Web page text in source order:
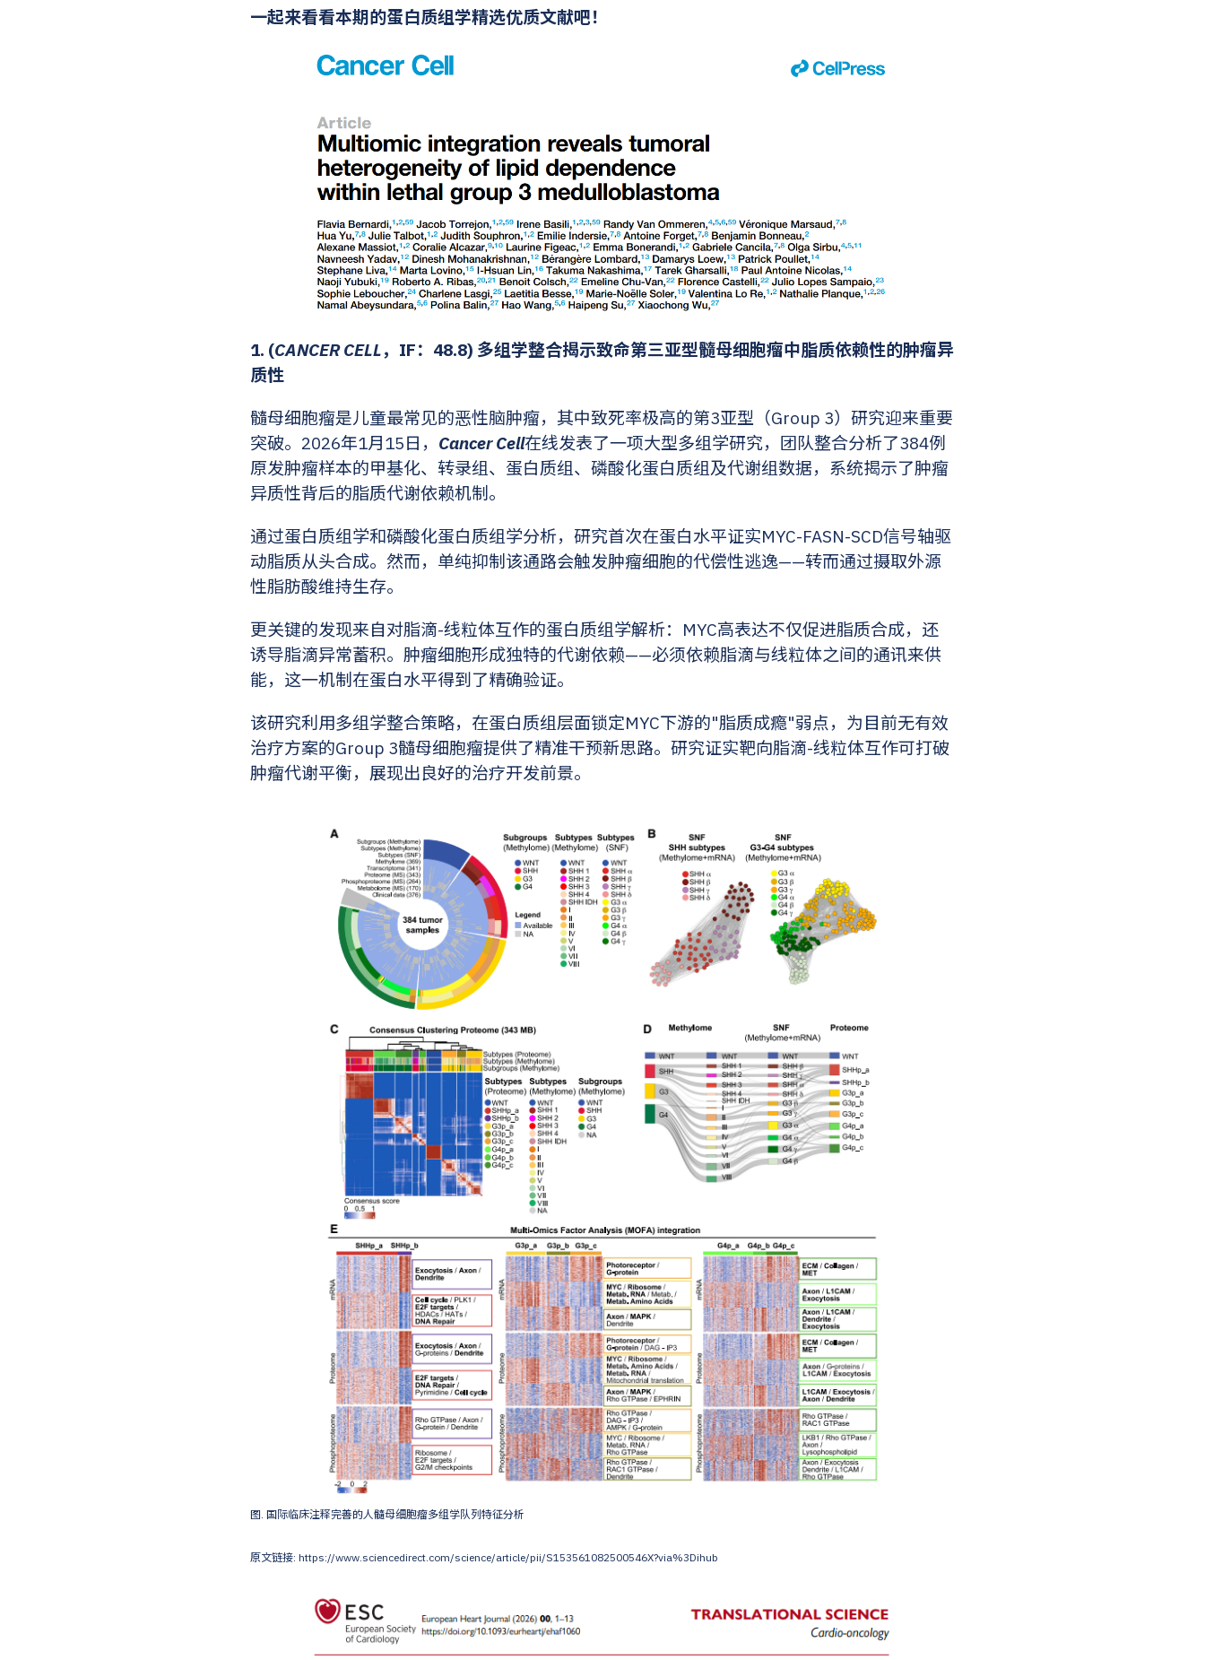
一起来看看本期的蛋白质组学精选优质文献吧！
1. (CANCER CELL，IF：48.8) 多组学整合揭示致命第三亚型髓母细胞瘤中脂质依赖性的肿瘤异
质性
髓母细胞瘤是儿童最常见的恶性脑肿瘤，其中致死率极高的第3亚型（Group 3）研究迎来重要
突破。2026年1月15日， Cancer Cell在线发表了一项大型多组学研究，团队整合分析了384例
原发肿瘤样本的甲基化、转录组、蛋白质组、磷酸化蛋白质组及代谢组数据，系统揭示了肿瘤
异质性背后的脂质代谢依赖机制。
通过蛋白质组学和磷酸化蛋白质组学分析，研究首次在蛋白水平证实MYC-FASN-SCD信号轴驱
动脂质从头合成。然而，单纯抑制该通路会触发肿瘤细胞的代偿性逃逸——转而通过摄取外源
性脂肪酸维持生存。
更关键的发现来自对脂滴-线粒体互作的蛋白质组学解析：MYC高表达不仅促进脂质合成，还
诱导脂滴异常蓄积。肿瘤细胞形成独特的代谢依赖——必须依赖脂滴与线粒体之间的通讯来供
能，这一机制在蛋白水平得到了精确验证。
该研究利用多组学整合策略，在蛋白质组层面锁定MYC下游的"脂质成瘾"弱点，为目前无有效
治疗方案的Group 3髓母细胞瘤提供了精准干预新思路。研究证实靶向脂滴-线粒体互作可打破
肿瘤代谢平衡，展现出良好的治疗开发前景。
图. 国际临床注释完善的人髓母细胞瘤多组学队列特征分析
原文链接: https://www.sciencedirect.com/science/article/pii/S153561082500546X?via%3Dihub